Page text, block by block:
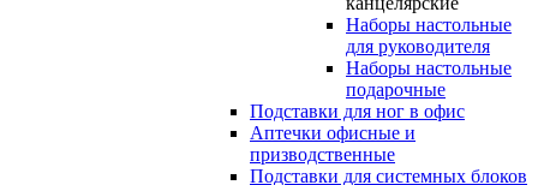
Наборы настольные
для руководителя
Наборы настольные
подарочные
Подставки для ног в офис
Аптечки офисные и
призводственные
Подставки для системных блоков